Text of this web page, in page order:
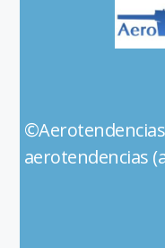
aerotendencias